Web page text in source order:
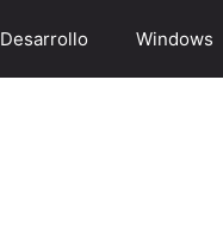
Desarrollo Windows